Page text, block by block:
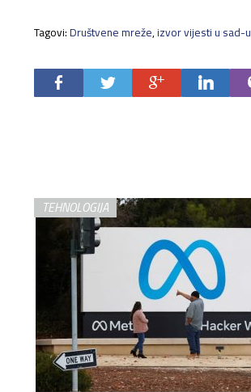
Tagovi:Društvene mreže,izvor vijesti u sad-u
TEHNOLOGIJA